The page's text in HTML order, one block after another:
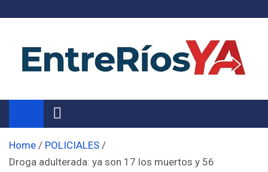
Noticias de Entre Ríos
Información de toda la provincia ahora
Home
POLICIALES
Droga adulterada: ya son 17 los muertos y 56